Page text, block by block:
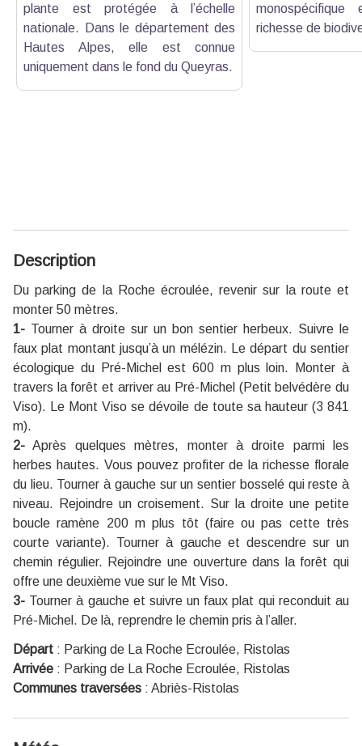
plante est protégée à l’échelle
nationale. Dans le département des
Hautes Alpes, elle est connue
uniquement dans le fond du Queyras.
richesse de
Description
Du parking de la Roche écroulée, revenir sur la route et
monter 50 mètres.
1- Tourner à droite sur un bon sentier herbeux. Suivre le
faux plat montant jusqu’à un mélézin. Le départ du sentier
écologique du Pré-Michel est 600 m plus loin. Monter à
travers la forêt et arriver au Pré-Michel (Petit belvédère du
Viso). Le Mont Viso se dévoile de toute sa hauteur (3 841
m).
2- Après quelques mètres, monter à droite parmi les
herbes hautes. Vous pouvez profiter de la richesse florale
du lieu. Tourner à gauche sur un sentier bosselé qui reste à
niveau. Rejoindre un croisement. Sur la droite une petite
boucle ramène 200 m plus tôt (faire ou pas cette très
courte variante). Tourner à gauche et descendre sur un
chemin régulier. Rejoindre une ouverture dans la forêt qui
offre une deuxième vue sur le Mt Viso.
3- Tourner à gauche et suivre un faux plat qui reconduit au
Pré-Michel. De là, reprendre le chemin pris à l’aller.
Départ : Parking de La Roche Ecroulée, Ristolas
Arrivée : Parking de La Roche Ecroulée, Ristolas
Communes traversées : Abriès-Ristolas